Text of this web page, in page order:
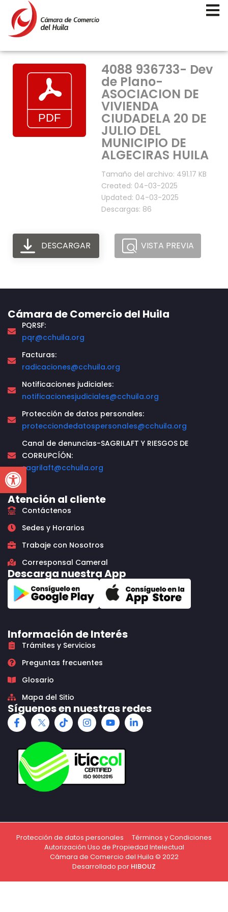
Open toolbar
4088 936733- Dev
de Plano-
ASOCIACION DE
VIVIENDA
CIUDADELA 20 DE
JULIO DEL
MUNICIPIO DE
ALGECIRAS HUILA
Tamaño del archivo: 491.17 KB
Created: 04-03-2025
Updated: 04-03-2025
Descargas: 86
DESCARGAR VISTA PREVIA
Cámara de Comercio del Huila
PQRSF:
pqr@cchuila.org
Facturas:
radicaciones@cchuila.org
Notificaciones judiciales:
notificacionesjudiciales@cchuila.org
Protección de datos personales:
protecciondedatospersonales@cchuila.org
Canal de denuncias-SAGRILAFT Y RIESGOS DE
CORRUPCÍÓN:
sagrilaft@cchuila.org
Atención al cliente
Contáctenos
Sedes y Horarios
Trabaje con Nosotros
Corresponsal Cameral
Descarga nuestra App
Información de Interés
Trámites y Servicios
Preguntas frecuentes
Glosario
Mapa del Sitio
Síguenos en nuestras redes
Protección de datos personales
Términos y Condiciones
Autorización Uso de Propiedad Intelectual
Cámara de Comercio del Huila © 2022
Desarrollado por HIBOUZ